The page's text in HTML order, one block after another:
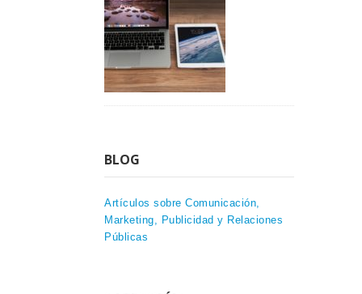
BLOG
Artículos sobre Comunicación,
Marketing, Publicidad y Relaciones
Públicas